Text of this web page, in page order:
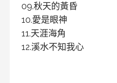
09.秋天的黃昏
10.愛是眼神
11.天涯海角
12.溪水不知我心